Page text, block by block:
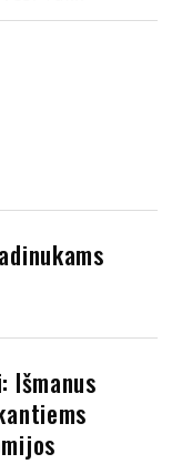
Išmanus